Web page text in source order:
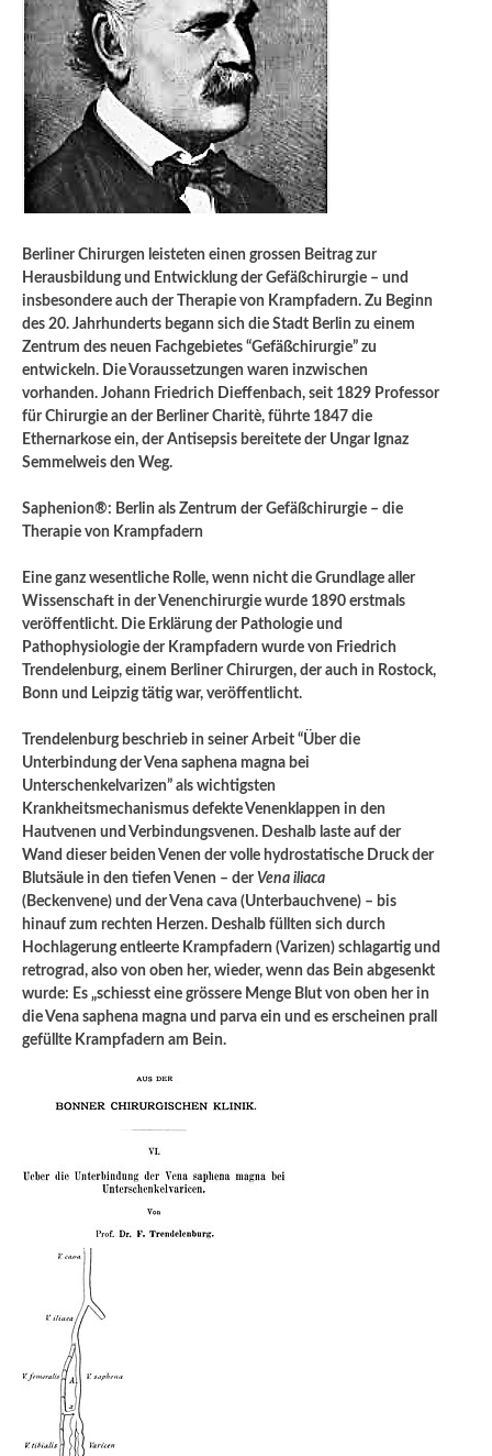
Berliner Chirurgen leisteten einen grossen Beitrag zur
Herausbildung und Entwicklung der Gefäßchirurgie – und
insbesondere auch der Therapie von Krampfadern. Zu Beginn
des 20. Jahrhunderts begann sich die Stadt Berlin zu einem
Zentrum des neuen Fachgebietes “Gefäßchirurgie” zu
entwickeln. Die Voraussetzungen waren inzwischen
vorhanden. Johann Friedrich Dieffenbach, seit 1829 Professor
für Chirurgie an der Berliner Charitè, führte 1847 die
Ethernarkose ein, der Antisepsis bereitete der Ungar Ignaz
Semmelweis den Weg.
Saphenion®: Berlin als Zentrum der Gefäßchirurgie – die
Therapie von Krampfadern
Eine ganz wesentliche Rolle, wenn nicht die Grundlage aller
Wissenschaft in der Venenchirurgie wurde 1890 erstmals
veröffentlicht. Die Erklärung der Pathologie und
Pathophysiologie der Krampfadern wurde von Friedrich
Trendelenburg, einem Berliner Chirurgen, der auch in Rostock,
Bonn und Leipzig tätig war, veröffentlicht.
Trendelenburg beschrieb in seiner Arbeit “Über die
Unterbindung der Vena saphena magna bei
Unterschenkelvarizen” als wichtigsten
Krankheitsmechanismus defekte Venenklappen in den
Hautvenen und Verbindungsvenen. Deshalb laste auf der
Wand dieser beiden Venen der volle hydrostatische Druck der
Blutsäule in den tiefen Venen – der Vena iliaca
(Beckenvene) und der Vena cava (Unterbauchvene) – bis
hinauf zum rechten Herzen. Deshalb füllten sich durch
Hochlagerung entleerte Krampfadern (Varizen) schlagartig und
retrograd, also von oben her, wieder, wenn das Bein abgesenkt
wurde: Es „schiesst eine grössere Menge Blut von oben her in
die Vena saphena magna und parva ein und es erscheinen prall
gefüllte Krampfadern am Bein.